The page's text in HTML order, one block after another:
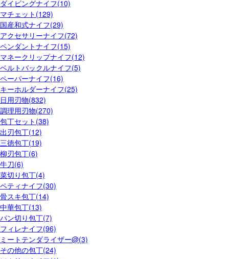
ダイビングナイフ(10)
マチェット(129)
国産和式ナイフ(29)
アクセサリーナイフ(72)
ペンダントナイフ(15)
マネークリップナイフ(12)
ベルトバックルナイフ(5)
ペーパーナイフ(16)
キーホルダーナイフ(25)
日用刃物(832)
調理用刃物(270)
包丁セット(38)
出刃包丁(12)
三徳包丁(19)
柳刃包丁(6)
牛刀(6)
菜切り包丁(4)
ペティナイフ(30)
骨スキ包丁(14)
中華包丁(13)
パン切り包丁(7)
フィレナイフ(96)
ミートテンダライザー@(3)
その他の包丁(24)